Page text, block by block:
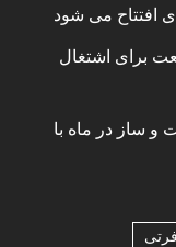
افتتاح می شود
برای اشتغال
و ساز در ماه با